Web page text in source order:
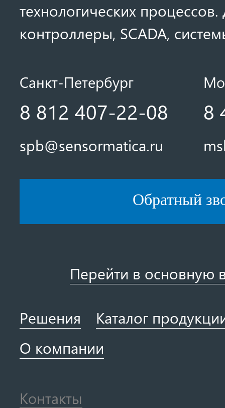
технологических процессов.
контроллеры, SCADA,
Санкт-Петербург
8 812 407-22-08
spb@sensormatica.ru
8
Обратный
Перейти в основную
Решения
Каталог
О компании
Контакты